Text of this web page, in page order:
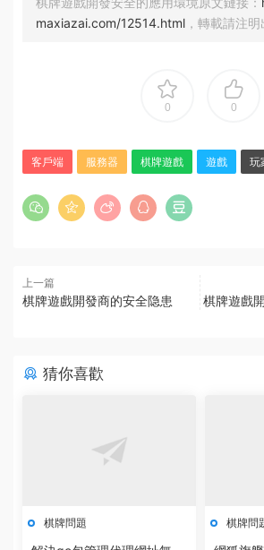
maxiazai.com/12514.html ，轉載請注
0 0
客戶端 服務器 棋牌遊戲 遊戲 玩
上一篇
棋牌遊戲開發商的安全隐患
棋牌遊戲
猜你喜歡
棋牌問題 棋牌問